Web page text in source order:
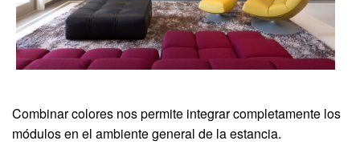
Combinar colores nos permite integrar completamente los
módulos en el ambiente general de la estancia.